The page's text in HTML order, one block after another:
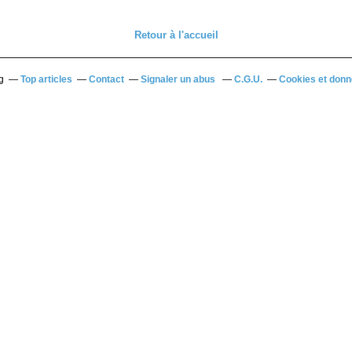
Retour à l'accueil
Top articles Contact Signaler un abus C.G.U. Cookies et